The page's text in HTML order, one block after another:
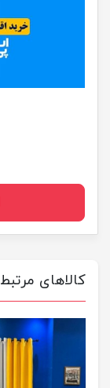
کالاهای مرتبط